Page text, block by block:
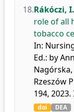
18.Rákóczi, I.
role of all
tobacco
In:
Ed.: by
Rzeszów
194, 2023.
doi DEA